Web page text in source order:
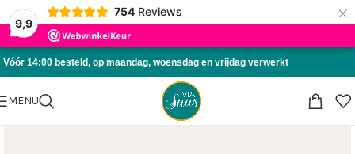
9,9
754 Reviews ×
Skip to navigation
Skip to main content
Vóór 14:00 besteld, op maandag, woensdag en vrijdag verwerkt
MENU